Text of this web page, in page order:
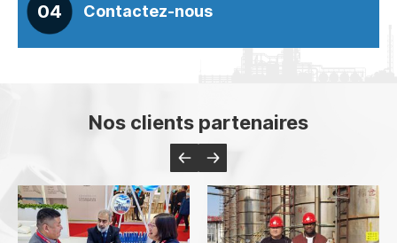
04 Contactez-nous
Nos clients partenaires